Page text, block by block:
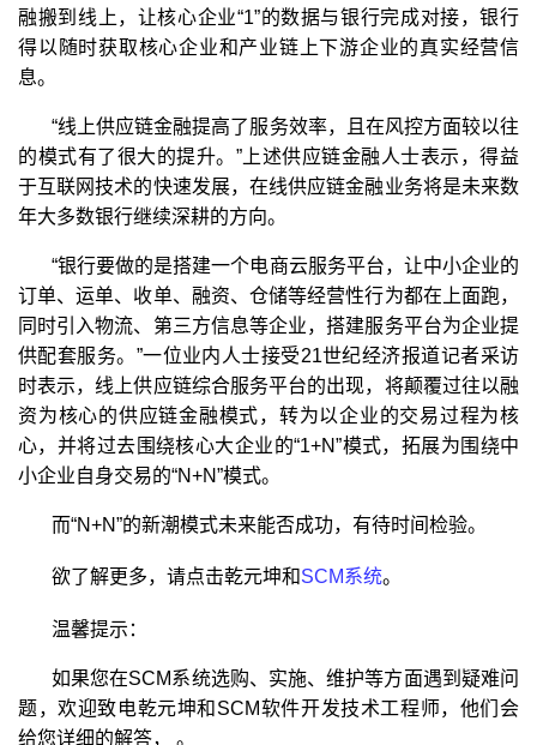
融搬到线上，让核心企业“1”的数据与银行完成对接，银行
得以随时获取核心企业和产业链上下游企业的真实经营信
息。
“线上供应链金融提高了服务效率，且在风控方面较以往
的模式有了很大的提升。”上述供应链金融人士表示，得益
于互联网技术的快速发展，在线供应链金融业务将是未来数
年大多数银行继续深耕的方向。
“银行要做的是搭建一个电商云服务平台，让中小企业的
订单、运单、收单、融资、仓储等经营性行为都在上面跑，
同时引入物流、第三方信息等企业，搭建服务平台为企业提
供配套服务。”一位业内人士接受21世纪经济报道记者采访
时表示，线上供应链综合服务平台的出现，将颠覆过往以融
资为核心的供应链金融模式，转为以企业的交易过程为核
心，并将过去围绕核心大企业的“1+N”模式，拓展为围绕中
小企业自身交易的“N+N”模式。
而“N+N”的新潮模式未来能否成功，有待时间检验。
欲了解更多，请点击乾元坤和SCM系统。
温馨提示：
如果您在SCM系统选购、实施、维护等方面遇到疑难问
题，欢迎致电乾元坤和SCM软件开发技术工程师，他们会
给您详细的解答， 。